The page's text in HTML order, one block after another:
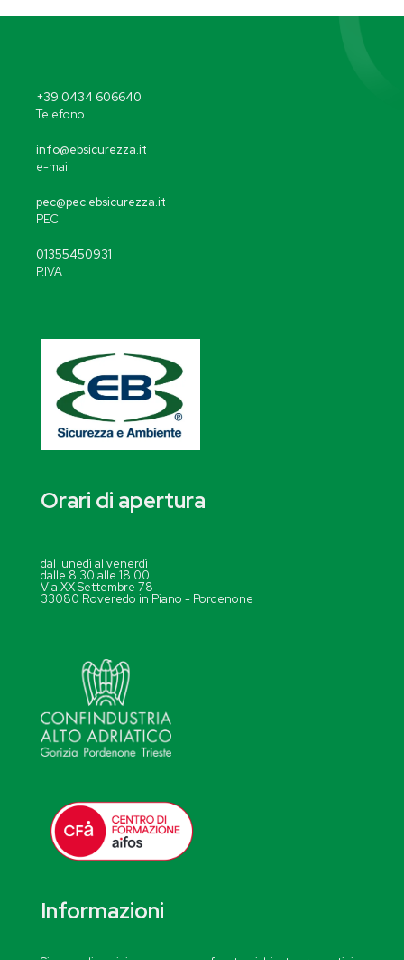
+39 0434 606640
Telefono
info@ebsicurezza.it
e-mail
pec@pec.ebsicurezza.it
PEC
01355450931
P.IVA
Orari di apertura
dal lunedì al venerdì
dalle 8.30 alle 18.00
Via XX Settembre 78
33080 Roveredo in Piano - Pordenone
Informazioni